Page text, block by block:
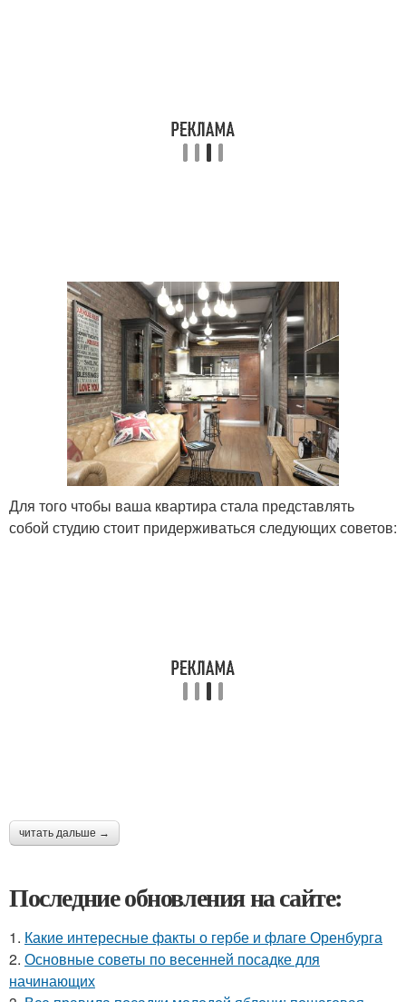
Для того чтобы ваша квартира стала представлять
собой студию стоит придерживаться следующих советов:
читать дальше →
Последние обновления на сайте:
1. Какие интересные факты о гербе и флаге Оренбурга
2. Основные советы по весенней посадке для
начинающих